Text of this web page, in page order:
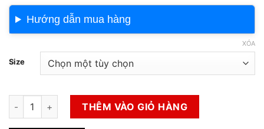
Hướng dẫn mua hàng
Size
XÓA
Giày Đá Banh 2hand Hiệu Adidas số lượng
THÊM VÀO GIỎ HÀNG